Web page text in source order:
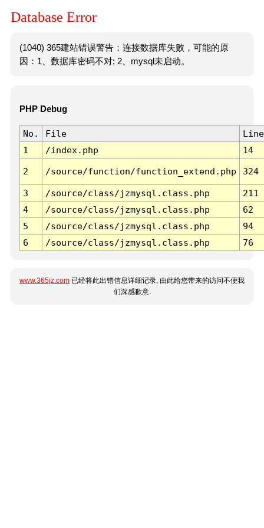
Database Error
(1040) 365建站错误警告：连接数据库失败，可能的原
因：1、数据库密码不对; 2、mysql未启动。
PHP Debug
No. File
Line
1
/index.php 14
2 /source/function/function_extend.php 324
3 /source/class/jzmysql.class.php
211
4
/source/class/jzmysql.class.php
62
5
/source/class/jzmysql.class.php
94
6
/source/class/jzmysql.class.php 76
www.365jz.com 已经将此出错信息详细记录, 由此给您带来的访问不便我
们深感歉意.